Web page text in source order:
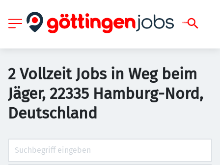
2 Vollzeit Jobs in Weg beim
Jäger, 22335 Hamburg-Nord,
Deutschland